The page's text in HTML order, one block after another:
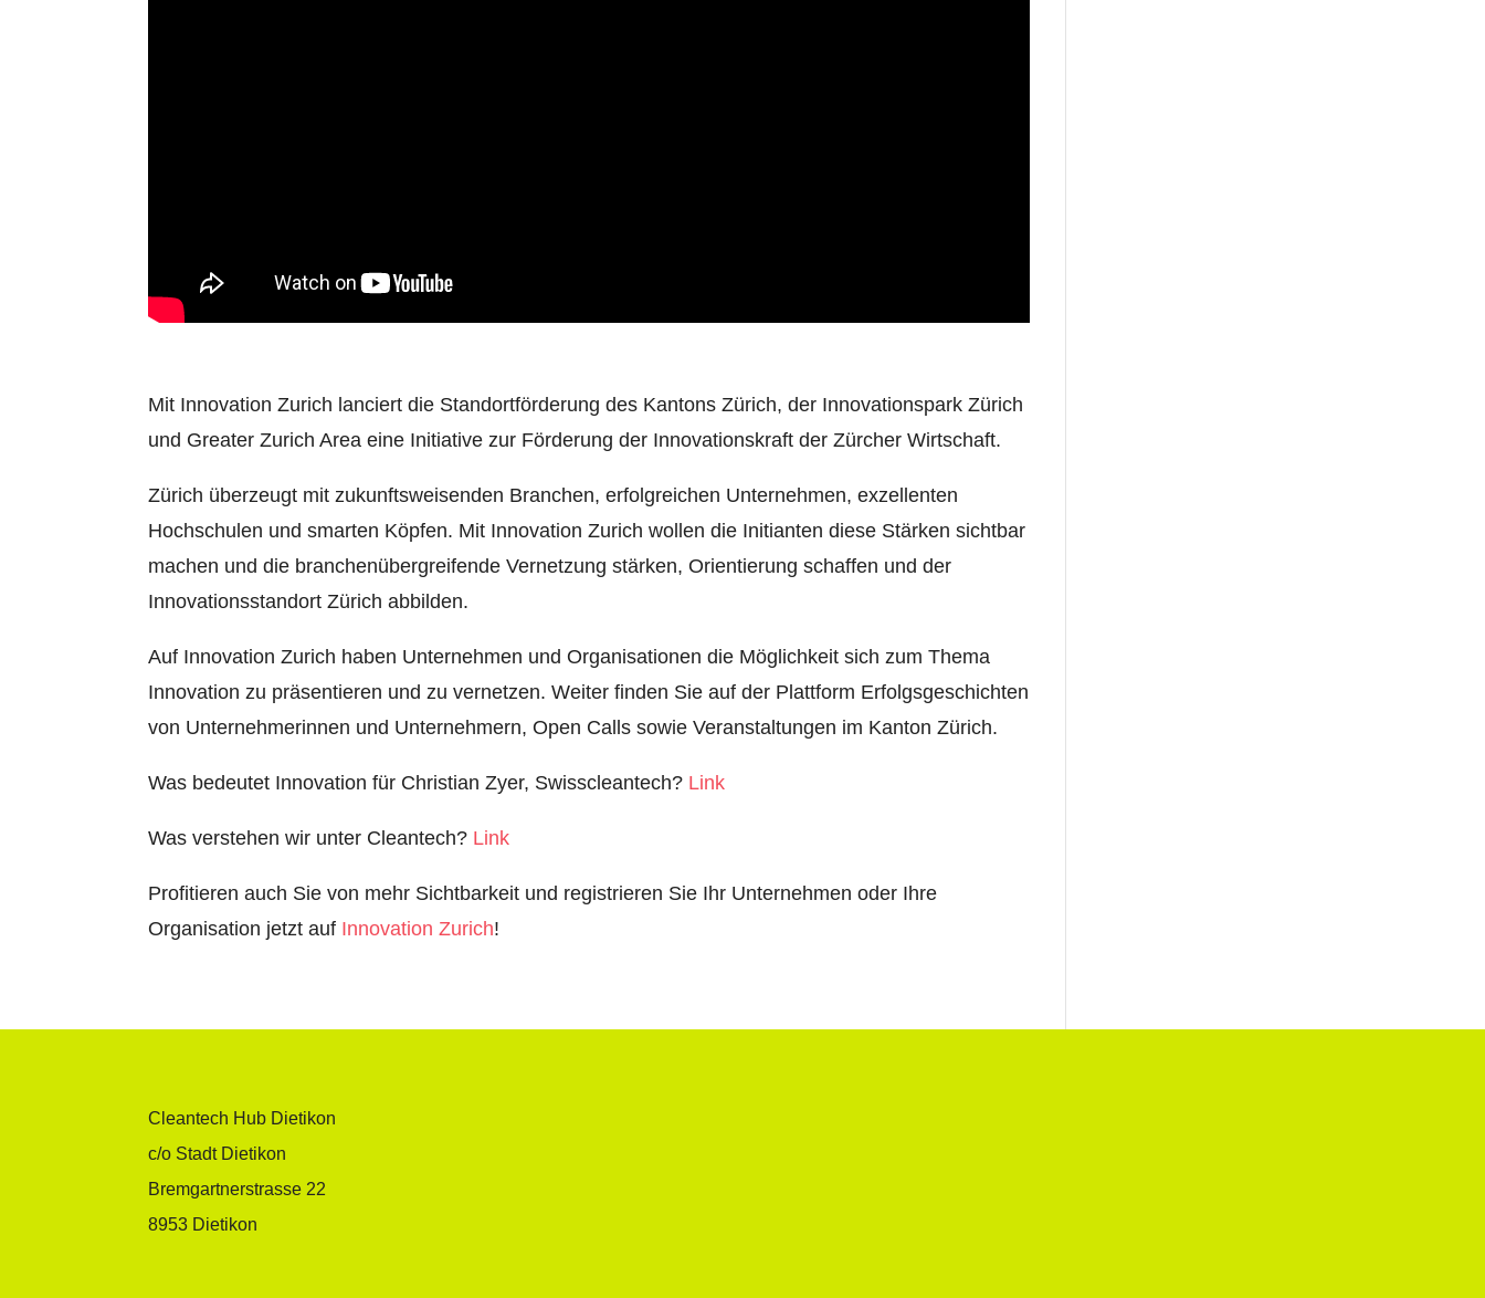
Mit Innovation Zurich lanciert die Standortförderung des Kantons Zürich, der Innovationspark Zürich
und Greater Zurich Area eine Initiative zur Förderung der Innovationskraft der Zürcher Wirtschaft.
Zürich überzeugt mit zukunftsweisenden Branchen, erfolgreichen Unternehmen, exzellenten
Hochschulen und smarten Köpfen. Mit Innovation Zurich wollen die Initianten diese Stärken sichtbar
machen und die branchenübergreifende Vernetzung stärken, Orientierung schaffen und der
Innovationsstandort Zürich abbilden.
Auf Innovation Zurich haben Unternehmen und Organisationen die Möglichkeit sich zum Thema
Innovation zu präsentieren und zu vernetzen. Weiter finden Sie auf der Plattform Erfolgsgeschichten
von Unternehmerinnen und Unternehmern, Open Calls sowie Veranstaltungen im Kanton Zürich.
Was bedeutet Innovation für Christian Zyer, Swisscleantech? Link
Was verstehen wir unter Cleantech? Link
Profitieren auch Sie von mehr Sichtbarkeit und registrieren Sie Ihr Unternehmen oder Ihre
Organisation jetzt auf Innovation Zurich!
Cleantech Hub Dietikon
c/o Stadt Dietikon
Bremgartnerstrasse 22
8953 Dietikon